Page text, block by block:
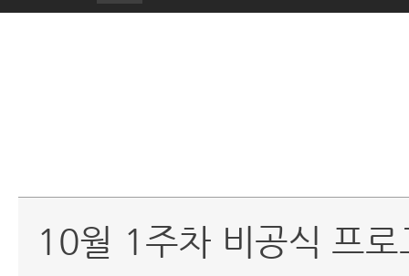
10월 1주차 비공식 프